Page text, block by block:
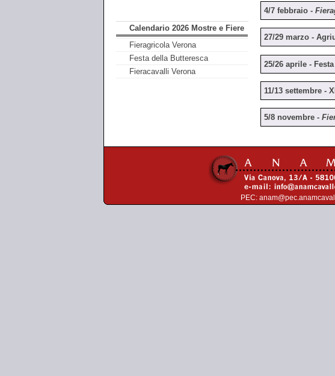
Calendario 2026 Mostre e Fiere
Fieragricola Verona
Festa della Butteresca
Fieracavalli Verona
4/7 febbraio -
27/29 marzo -
25/26 aprile -
11/13 settembre -
5/8 novembre -
PEC: